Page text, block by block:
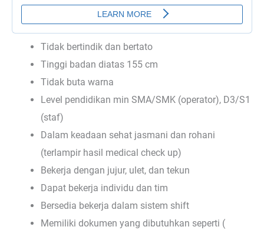
Tidak bertindik dan bertato
Tinggi badan diatas 155 cm
Tidak buta warna
Level pendidikan min SMA/SMK (operator), D3/S1
(staf)
Dalam keadaan sehat jasmani dan rohani
(terlampir hasil medical check up)
Bekerja dengan jujur, ulet, dan tekun
Dapat bekerja individu dan tim
Bersedia bekerja dalam sistem shift
Memiliki dokumen yang dibutuhkan seperti (